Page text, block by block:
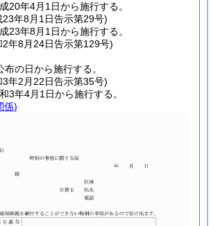
20年4月1日から施行する。
23年8月1日告示第29号)
23年8月1日から施行する。
2年8月24日告示第129号)
布の日から施行する。
3年2月22日告示第35号)
3年4月1日から施行する。
係)